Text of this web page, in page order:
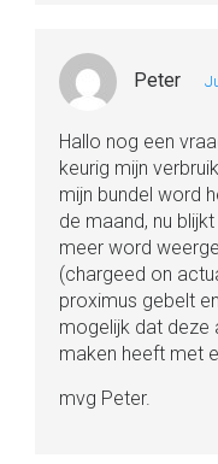
Peter
Hallo nog een
keurig mijn
mijn bundel word
de maand, nu
meer word
(chargeed on
proximus gebelt
mogelijk dat deze
maken heeft met
mvg Peter.